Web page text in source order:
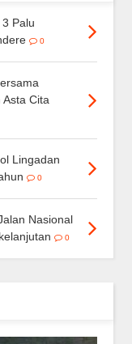
Palu
0
Cita
Lingadan
0
Nasional
0